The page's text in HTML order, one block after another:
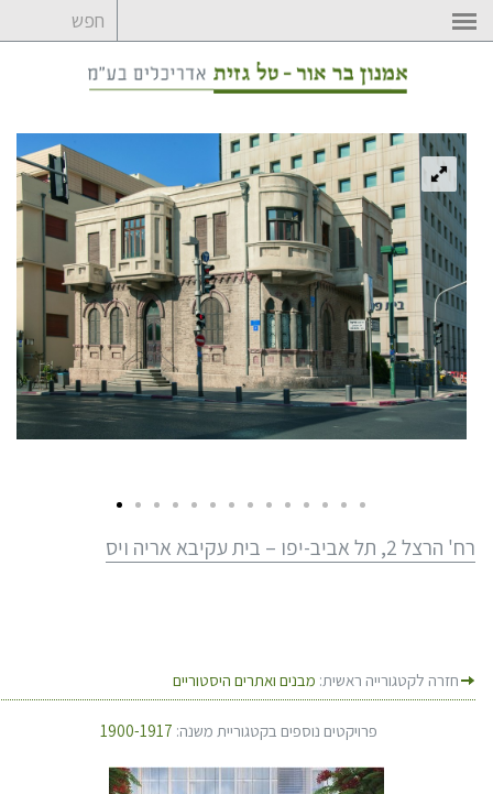
לדלג
לתוכן
רח' הרצל 2, תל אביב-יפו – בית עקיבא אריה ויס
חזרה לקטגורייה ראשית: מבנים ואתרים היסטוריים
פרויקטים נוספים בקטגוריית משנה: 1900-1917